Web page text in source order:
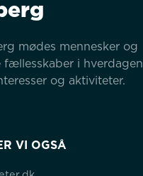
mødes mennesker og
fællesskaber i hverdagen
og aktiviteter.
VI OGSÅ